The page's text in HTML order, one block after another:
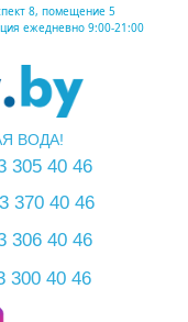
8, помещение 5
ежедневно 9:00-21:00
ВОДА!
306 40 46
305 40 46
370 40 46
300 40 46